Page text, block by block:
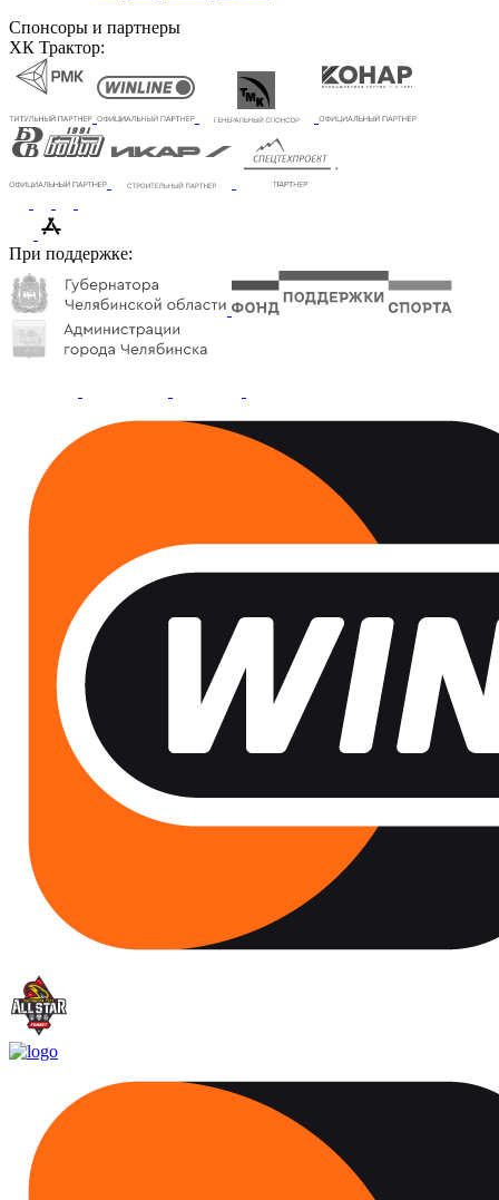
Спонсоры и партнеры
ХК Трактор:
При поддержке: